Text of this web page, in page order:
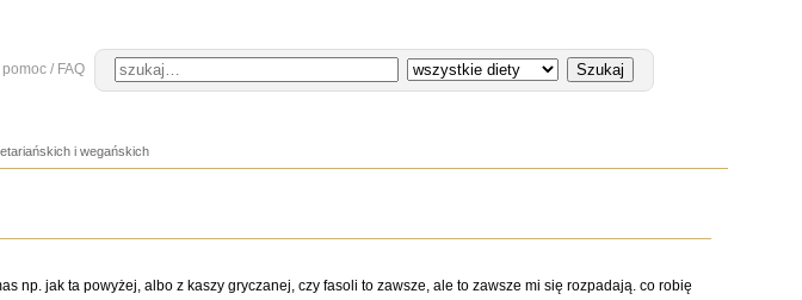
pomoc / FAQ
i wegańskich
np. jak ta powyżej, albo z kaszy gryczanej, czy fasoli to zawsze, ale to zawsze mi się rozpadają. co robię